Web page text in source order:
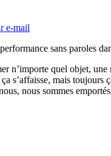
e-mail
sans paroles
n’importe quel objet,
s’affaisse, mais
nous sommes